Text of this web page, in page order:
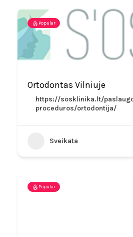
Popular
Ortodontas Vilniuje
https://sosklinika.lt/
proceduros/ortodontija/
Sveikata
Popular